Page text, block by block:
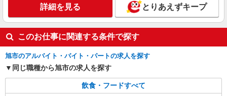
詳細を見る とりあえずキープ
このお仕事に関連する条件で探す
旭市のアルバイト・バイト・パートの求人を探す
同じ職種から旭市の求人を探す
飲食・フードすべて